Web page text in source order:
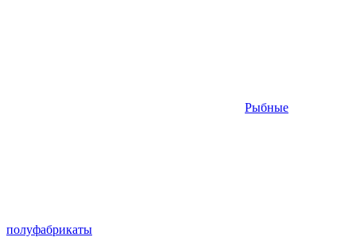
Рыбные
полуфабрикаты